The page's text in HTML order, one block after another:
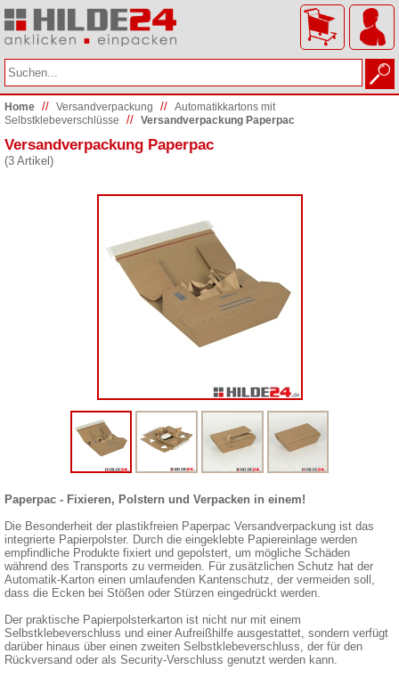
Home // Versand­verpackung // Automatikkartons mit
Selbstklebeverschlüsse
// Versandverpackung Paperpac
Versandverpackung Paperpac
(3 Artikel)
Paperpac - Fixieren, Polstern und Verpacken in einem!
Die Besonderheit der plastikfreien Paperpac Versandverpackung ist das
integrierte Papierpolster. Durch die eingeklebte Papiereinlage werden
empfindliche Produkte fixiert und gepolstert, um mögliche Schäden
während des Transports zu vermeiden. Für zusätzlichen Schutz hat der
Automatik-Karton einen umlaufenden Kantenschutz, der vermeiden soll,
dass die Ecken bei Stößen oder Stürzen eingedrückt werden.
Der praktische Papierpolsterkarton ist nicht nur mit einem
Selbstklebeverschluss und einer Aufreißhilfe ausgestattet, sondern verfügt
darüber hinaus über einen zweiten Selbstklebeverschluss, der für den
Rückversand oder als Security-Verschluss genutzt werden kann.